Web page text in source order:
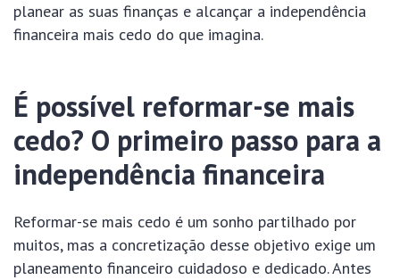
planear as suas finanças e alcançar a independência
financeira mais cedo do que imagina.
É possível reformar-se mais
cedo? O primeiro passo para a
independência financeira
Reformar-se mais cedo é um sonho partilhado por
muitos, mas a concretização desse objetivo exige um
planeamento financeiro cuidadoso e dedicado. Antes